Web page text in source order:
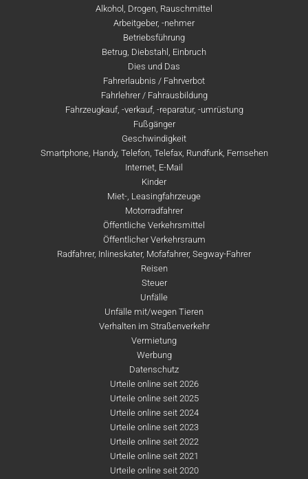
Alkohol, Drogen, Rauschmittel
Arbeitgeber, -nehmer
Betriebsführung
Betrug, Diebstahl, Einbruch
Dies und Das
Fahrerlaubnis / Fahrverbot
Fahrlehrer / Fahrausbildung
Fahrzeugkauf, -verkauf, -reparatur, -umrüstung
Fußgänger
Geschwindigkeit
Smartphone, Handy, Telefon, Telefax, Rundfunk, Fernsehen
Internet, E-Mail
Kinder
Miet-, Leasingfahrzeuge
Motorradfahrer
Öffentliche Verkehrsmittel
Öffentlicher Verkehrsraum
Radfahrer, Inlineskater, Mofafahrer, Segway-Fahrer
Reisen
Steuer
Unfälle
Unfälle mit/wegen Tieren
Verhalten im Straßenverkehr
Vermietung
Werbung
Datenschutz
Urteile online seit 2026
Urteile online seit 2025
Urteile online seit 2024
Urteile online seit 2023
Urteile online seit 2022
Urteile online seit 2021
Urteile online seit 2020